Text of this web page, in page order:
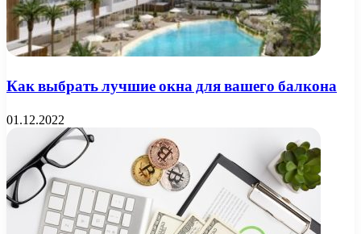
Как выбрать лучшие окна для вашего балкона
01.12.2022